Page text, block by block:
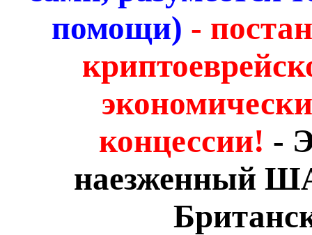
помощи) -
концессии! -
наезженный